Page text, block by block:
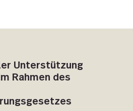
Unterstützung
Rahmen des